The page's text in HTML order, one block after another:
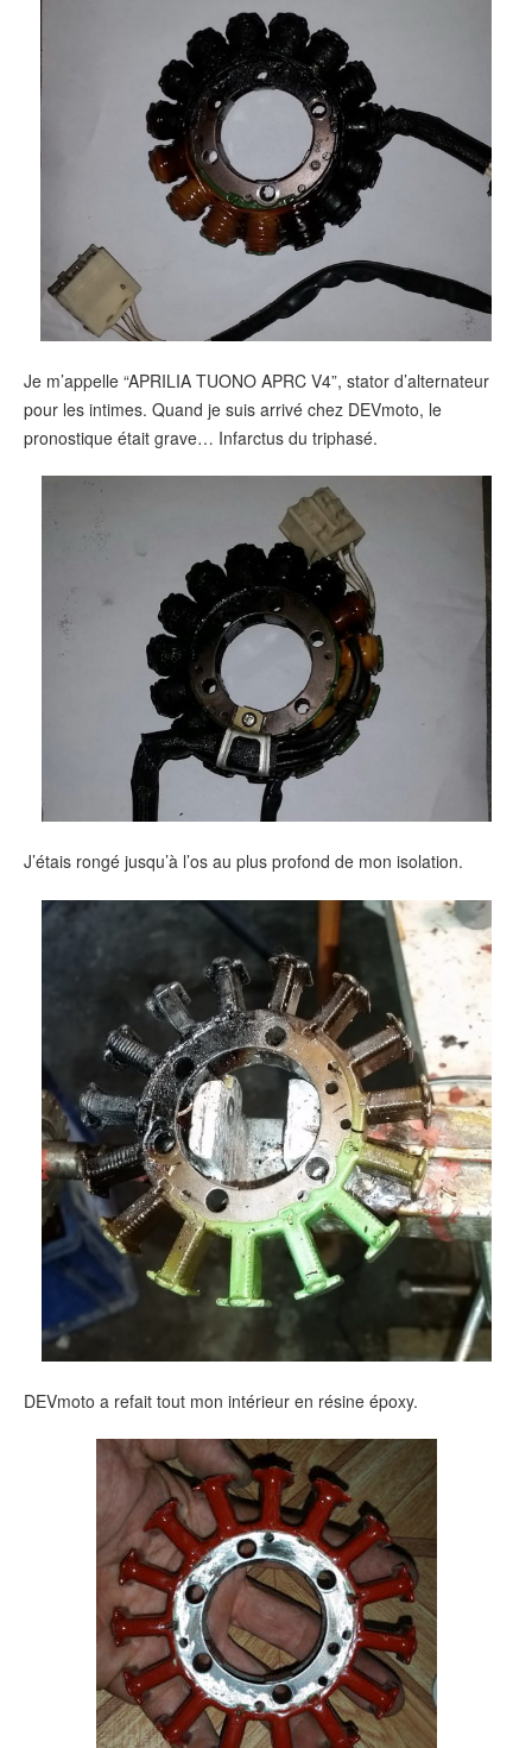
Je m’appelle “APRILIA TUONO APRC V4”, stator d’alternateur
pour les intimes. Quand je suis arrivé chez DEVmoto, le
pronostique était grave… Infarctus du triphasé.
J’étais rongé jusqu’à l’os au plus profond de mon isolation.
DEVmoto a refait tout mon intérieur en résine époxy.